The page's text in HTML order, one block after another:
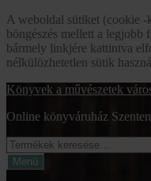
A weboldal sütiket (cookie -
böngészés mellett a legjobb
bármely linkjére kattintva
nélkülözhetetlen sütik
Ugrás
navigációhoz
Kilépés
tartalomba
Könyvek a művészetek
Online könyváruház
Keresés
a
következőre:
Menü